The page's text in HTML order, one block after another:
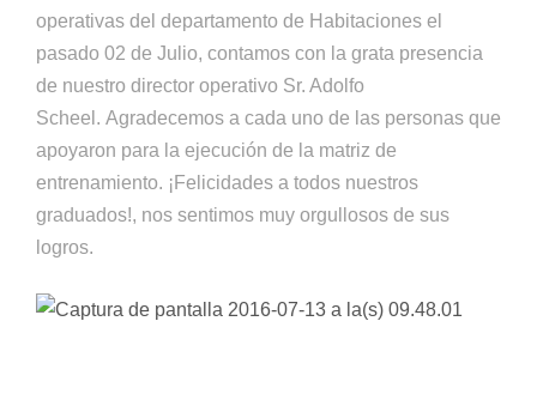
operativas del departamento de Habitaciones el
pasado 02 de Julio, contamos con la grata presencia
de nuestro director operativo Sr. Adolfo
Scheel. Agradecemos a cada uno de las personas que
apoyaron para la ejecución de la matriz de
entrenamiento. ¡Felicidades a todos nuestros
graduados!, nos sentimos muy orgullosos de sus
logros.